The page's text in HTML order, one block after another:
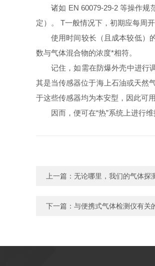
诸如 EN 60079-29-2 等操作规
定）。 T一般情况下，初期应每周
使用时间较长（且成本较低）
数与气体混合物的浓度*相符。
记住，如需在防爆外壳中进行
其是当传感器位于海上石油或天然
于这些传感器均为本安型，因此可
因而，便可在“热”系统上进行
上一篇： 无论哪里，我们的气体探
下一篇： 与便携式气体检测仪有关